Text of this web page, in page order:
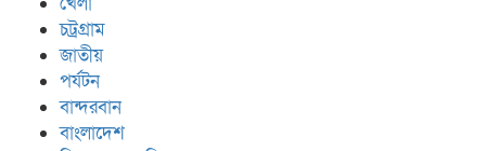
চট্রগ্রাম
জাতীয়
পর্যটন
বান্দরবান
বাংলাদেশ